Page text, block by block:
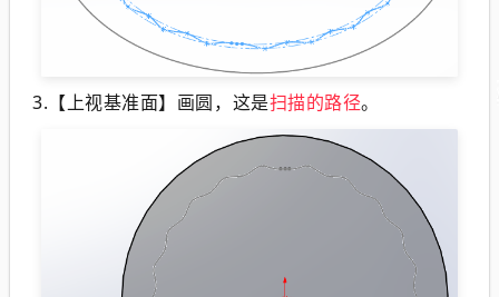
3.【上视基准面】画圆，这是扫描的路径。